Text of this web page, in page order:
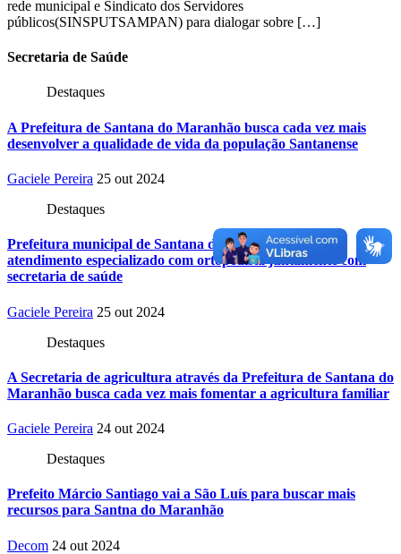
rede municipal e Sindicato dos Servidores
públicos(SINSPUTSAMPAN) para dialogar sobre […]
Secretaria de Saúde
Destaques
A Prefeitura de Santana do Maranhão busca cada vez mais
desenvolver a qualidade de vida da população Santanense
Gaciele Pereira 25 out 2024
Destaques
Prefeitura municipal de Santana do Maranhão oferece
atendimento especializado com ortopedista juntamente com
secretaria de saúde
Gaciele Pereira 25 out 2024
Destaques
A Secretaria de agricultura através da Prefeitura de Santana do
Maranhão busca cada vez mais fomentar a agricultura familiar
Gaciele Pereira 24 out 2024
Destaques
Prefeito Márcio Santiago vai a São Luís para buscar mais
recursos para Santna do Maranhão
Decom 24 out 2024